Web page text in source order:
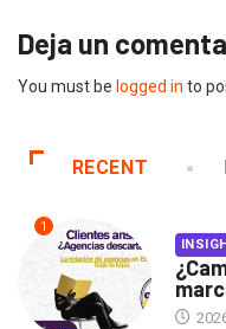
Deja un
You must be logged in to
RECENT
1